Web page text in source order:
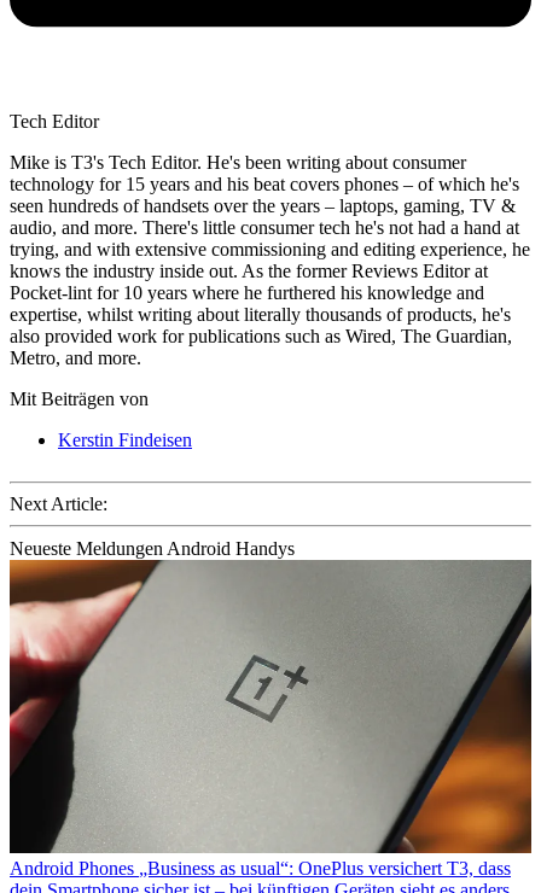
Tech Editor
Mike is T3's Tech Editor. He's been writing about consumer
technology for 15 years and his beat covers phones – of which he's
seen hundreds of handsets over the years – laptops, gaming, TV &
audio, and more. There's little consumer tech he's not had a hand at
trying, and with extensive commissioning and editing experience, he
knows the industry inside out. As the former Reviews Editor at
Pocket-lint for 10 years where he furthered his knowledge and
expertise, whilst writing about literally thousands of products, he's
also provided work for publications such as Wired, The Guardian,
Metro, and more.
Mit Beiträgen von
Kerstin Findeisen
Next Article:
Neueste Meldungen Android Handys
Android Phones „Business as usual“: OnePlus versichert T3, dass